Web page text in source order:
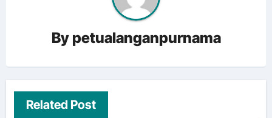
By petualanganpurnama
Related Post